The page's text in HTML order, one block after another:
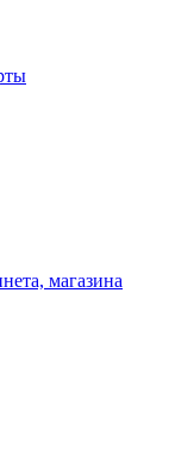
магазина